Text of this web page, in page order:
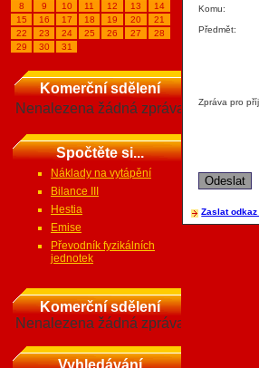
8
9 10 11 12 13
14
15
16 17 18 19 20
21
22
23 24 25 26 27
28
29
30 31
Komerční sdělení
Nenalezena žádná zpráva
Spočtěte si...
Náklady na vytápění
Bilance III
Hestia
Emise
Převodník fyzikálních
jednotek
Komerční sdělení
Nenalezena žádná zpráva
Vyhledávání
Komu:
Předmět:
Zpráva pro
Zaslat odkaz